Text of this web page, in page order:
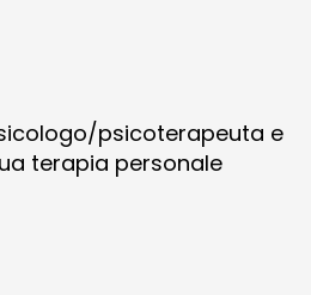
psicoterapeuta e
terapia personale